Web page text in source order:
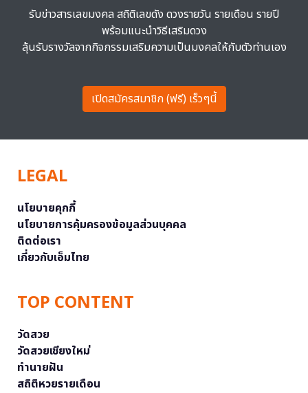
รับข่าวสารเลขมงคล สถิติเลขดัง ดวงรายวัน รายเดือน รายปี
พร้อมแนะนำวิธีเสริมดวง
ลุ้นรับรางวัลจากกิจกรรมเสริมความเป็นมงคลให้กับตัวท่านเอง
เปิดสมัครสมาชิก (ฟรี) เร็วๆนี้
LEGAL
นโยบายคุกกี้
นโยบายการคุ้มครองข้อมูลส่วนบุคคล
ติดต่อเรา
เกี่ยวกับเอ็มไทย
TOP CONTENT
วัดสวย
วัดสวยเชียงใหม่
ทำนายฝัน
สถิติหวยรายเดือน